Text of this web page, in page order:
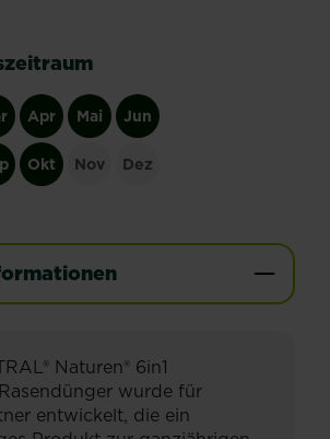
Apr Mai Jun
Okt Nov Dez
Naturen® 6in1
wurde für
entwickelt, die ein